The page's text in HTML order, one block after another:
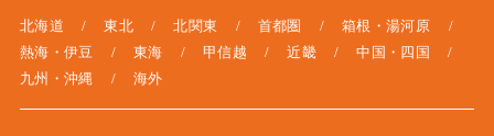
北海道 東北 北関東 首都圏
箱根・湯河原
熱海・伊豆
東海 甲信越 近畿
中国・四国
九州・沖縄
海外